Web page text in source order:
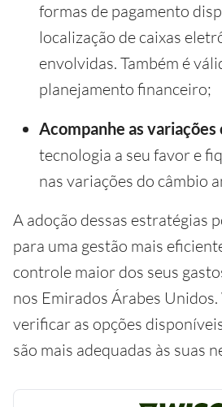
formas de pagamento
localização de caixas
envolvidas. Também é
planejamento financeiro;
Acompanhe as variações
tecnologia a seu favor e
nas variações do câmbio
A adoção dessas estratégias
para uma gestão mais
controle maior dos seus
nos Emirados Árabes Unidos.
verificar as opções
são mais adequadas às suas